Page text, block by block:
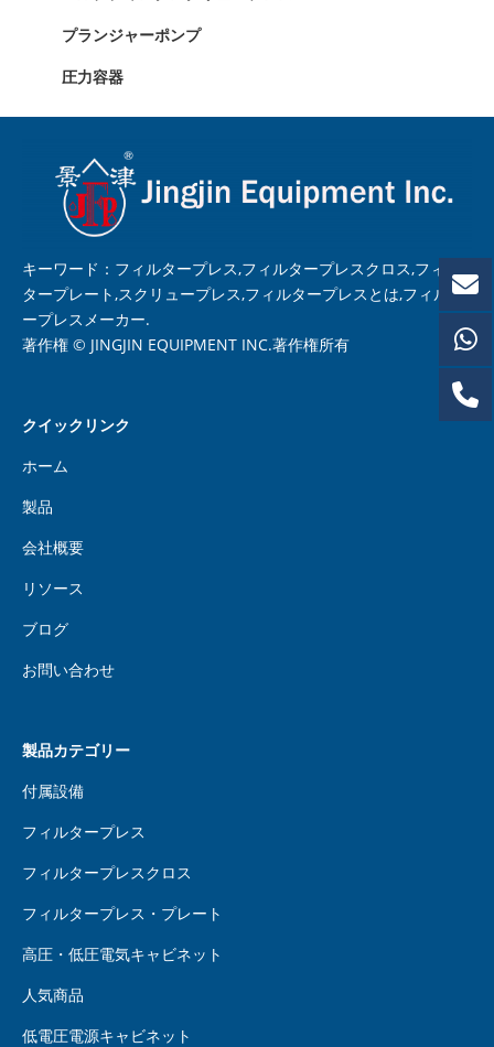
プランジャーポンプ
圧力容器
キーワード：フィルタープレス,フィルタープレスクロス,フィル
タープレート,スクリュープレス,フィルタープレスとは,フィルタ
ープレスメーカー.
著作権 © JINGJIN EQUIPMENT INC.著作権所有
クイックリンク
ホーム
製品
会社概要
リソース
ブログ
お問い合わせ
製品カテゴリー
付属設備
フィルタープレス
フィルタープレスクロス
フィルタープレス・プレート
高圧・低圧電気キャビネット
人気商品
低電圧電源キャビネット